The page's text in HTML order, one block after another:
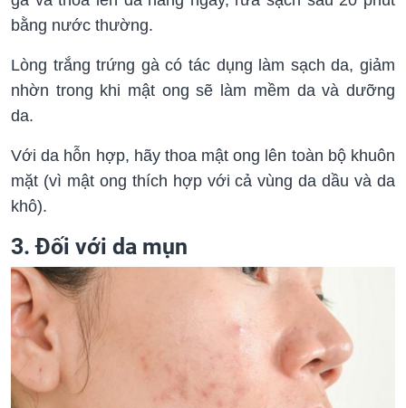
bằng nước thường.
Lòng trắng trứng gà có tác dụng làm sạch da, giảm
nhờn trong khi mật ong sẽ làm mềm da và dưỡng
da.
Với da hỗn hợp, hãy thoa mật ong lên toàn bộ khuôn
mặt (vì mật ong thích hợp với cả vùng da dầu và da
khô).
3. Đối với da mụn